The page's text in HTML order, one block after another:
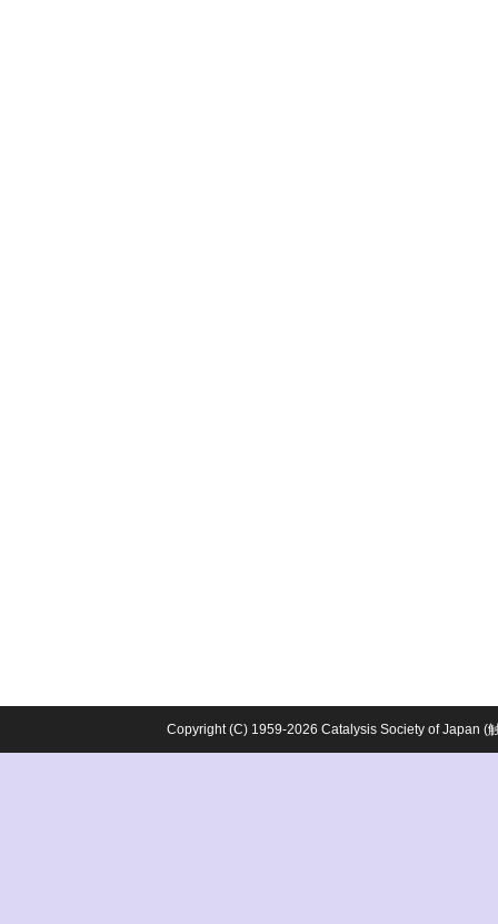
Copyright (C) 1959-2026 Catalysis Society of Japan (